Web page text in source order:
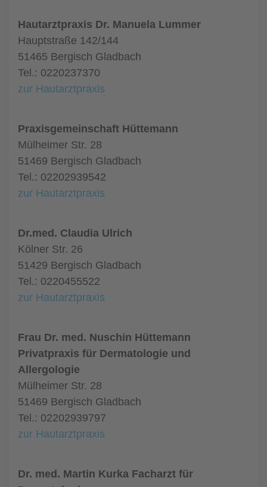
Hautarztpraxis Dr. Manuela Lummer
Hauptstraße 142/144
51465 Bergisch Gladbach
Tel.: 0220237370
zur Hautarztpraxis
Praxisgemeinschaft Hüttemann
Mülheimer Str. 28
51469 Bergisch Gladbach
Tel.: 02202939542
zur Hautarztpraxis
Dr.med. Claudia Ulrich
Kölner Str. 26
51429 Bergisch Gladbach
Tel.: 0220455522
zur Hautarztpraxis
Frau Dr. med. Nuschin Hüttemann
Privatpraxis für Dermatologie und
Allergologie
Mülheimer Str. 28
51469 Bergisch Gladbach
Tel.: 02202939797
zur Hautarztpraxis
Dr. med. Martin Kurka Facharzt für